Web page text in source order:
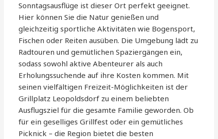
Sonntagsausflüge ist dieser Ort perfekt geeignet.
Hier können Sie die Natur genießen und
gleichzeitig sportliche Aktivitäten wie Bogensport,
Fischen oder Reiten ausüben. Die Umgebung lädt zu
Radtouren und gemütlichen Spaziergängen ein,
sodass sowohl aktive Abenteurer als auch
Erholungssuchende auf ihre Kosten kommen. Mit
seinen vielfältigen Freizeit-Möglichkeiten ist der
Grillplatz Leopoldsdorf zu einem beliebten
Ausflugsziel für die gesamte Familie geworden. Ob
für ein geselliges Grillfest oder ein gemütliches
Picknick – die Region bietet die besten